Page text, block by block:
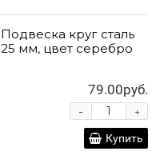
Подвеска круг сталь
25 мм, цвет серебро
79.00руб.
+
-
Купить